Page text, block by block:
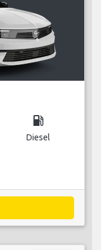
local_gas_station
Diesel